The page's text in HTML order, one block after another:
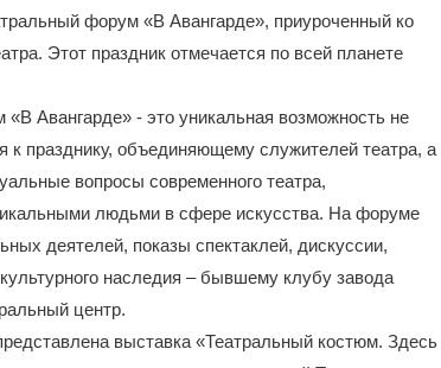
форум «В Авангарде», приуроченный ко
Этот праздник отмечается по всей планете
Авангарде» - это уникальная возможность не
к празднику, объединяющему служителей театра, а
вопросы современного театра,
людьми в сфере искусства. На форуме
деятелей, показы спектаклей, дискуссии,
наследия – бывшему клубу завода
центр.
выставка «Театральный костюм. Здесь